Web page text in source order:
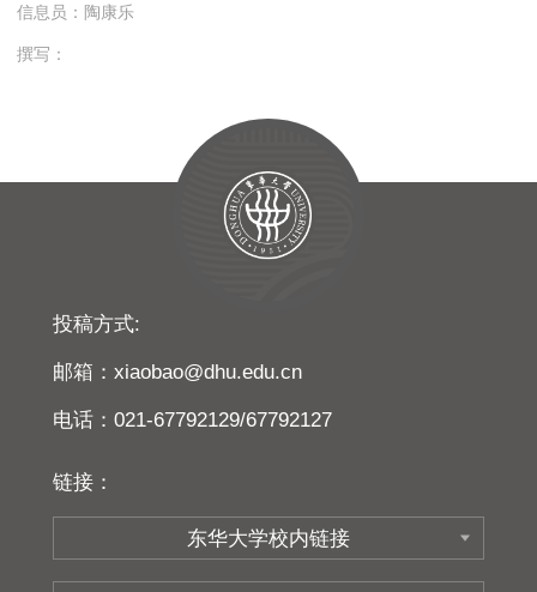
信息员：陶康乐
撰写：
投稿方式:
邮箱：xiaobao@dhu.edu.cn
电话：021-67792129/67792127
链接：